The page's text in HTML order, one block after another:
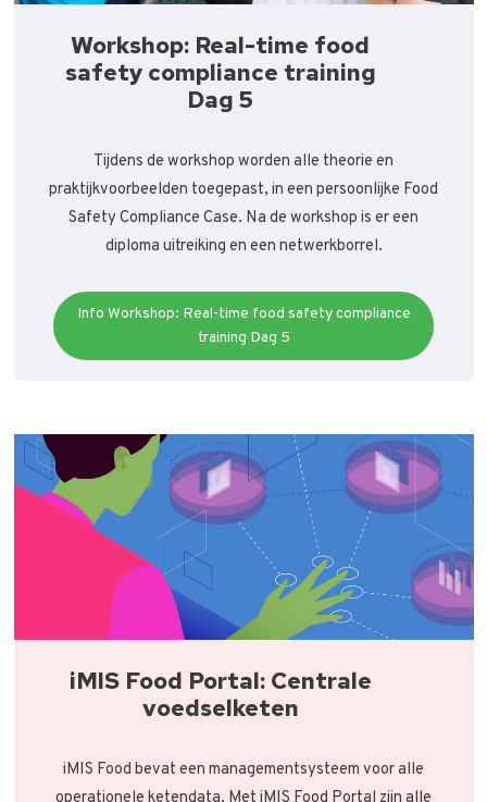
Workshop: Real-time food
safety compliance training
Dag 5
Tijdens de workshop worden alle theorie en
praktijkvoorbeelden toegepast, in een persoonlijke Food
Safety Compliance Case. Na de workshop is er een
diploma uitreiking en een netwerkborrel.
Info Workshop: Real-time food safety compliance
training Dag 5
iMIS Food Portal: Centrale
voedselketen
iMIS Food bevat een managementsysteem voor alle